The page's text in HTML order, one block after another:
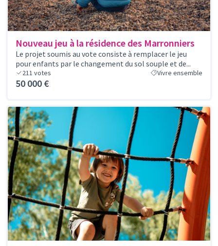
Nouveau jeu à la résidence des Marronniers
Le projet soumis au vote consiste à remplacer le jeu
pour enfants par le changement du sol souple et de...
211 votes Vivre ensemble
50 000 €